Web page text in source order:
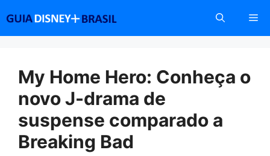
conteúdo
My Home Hero: Conheça o
novo J-drama de
suspense comparado a
Breaking Bad